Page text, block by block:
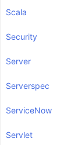
Scala
Security
Server
Serverspec
ServiceNow
Servlet